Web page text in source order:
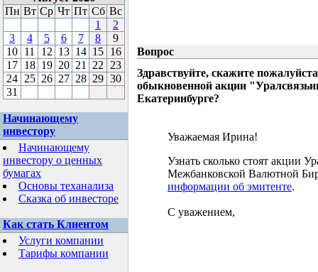
Пн Вт Ср Чт Пт Сб Вс
1
2
3
4 5 6 7 8
9
10 11 12 13 14 15 16
17 18 19 20 21 22
23
24 25 26 27 28 29 30
31
Начинающему
инвестору
Начинающему
инвестору о ценных
бумагах
Основы теханализа
Сказка об инвесторе
Как стать Клиентом
Услуги компании
Тарифы компании
Вопрос
Здравствуйте, скажите
обыкновенной акции
Екатеринбурге?
Уважаемая Ирина!
Узнать сколько стоят акции
Межбанковской Валютной
информации об эмитенте.
С уважением,